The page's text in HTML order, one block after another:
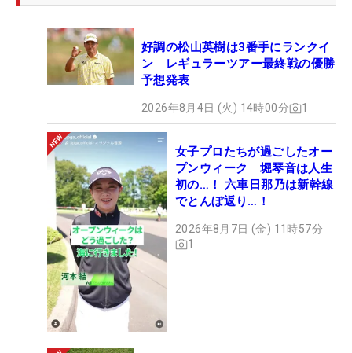
好調の松山英樹は3番手にランクイ
ン レギュラーツアー最終戦の優勝
予想発表
2026年8月4日 (火) 14時00分 1
女子プロたちが過ごしたオー
プンウィーク 堀琴音は人生
初の…！ 六車日那乃は新幹線
でとんぼ返り…！
2026年8月7日 (金) 11時57分
1